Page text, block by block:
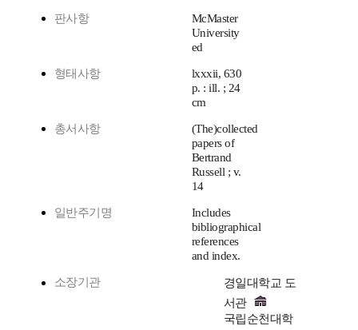
판사항
McMaster
University
ed
형태사항
lxxxii, 630
p. : ill. ; 24
cm
총서사항
(The)collected
papers of
Bertrand
Russell ; v.
14
일반주기명
Includes
bibliographical
references
and index.
소장기관
경일대학교 도
서관
국립순천대학